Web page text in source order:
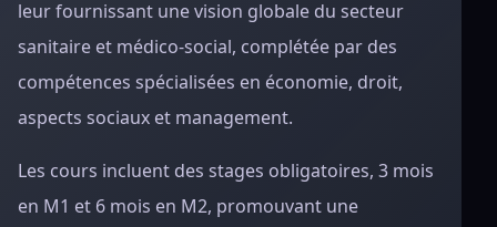
leur fournissant une vision globale du secteur
sanitaire et médico-social, complétée par des
compétences spécialisées en économie, droit,
aspects sociaux et management.
Les cours incluent des stages obligatoires, 3 mois
en M1 et 6 mois en M2, promouvant une